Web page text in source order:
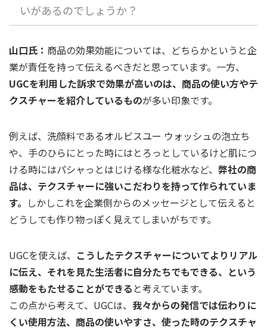
いがあるのでしょうか？
山口氏： 商品の効果効能については、どちらかというと企
業が責任を持って伝えるべきだと思っています。一方、
UGCを利用した訴求で効果が高いのは、商品の使い方やテ
クスチャーを紹介しているものが多い印象です。
例えば、洗顔料であるオルビスユー ウォッシュの泡立ち
や、手のひらにとった時にはとろっとしているけど肌につ
ける時にはパシャっとはじける様な化粧水など、 弊社の商
品は、テクスチャーに強いこだわりを持って作られていま
す。 しかしこれを企業側からのメッセージとして伝えると
どうしても作り物っぽく見えてしまいがちです。
UGCを使えば、 こうしたテクスチャーについてよりリアル
に伝え、それを見た生活者に自分たちでもできる、という
感動をもたせることができる と考えています。
この点から考えて、UGCは、 我々からの発信では伝わりに
くい使用方法、商品の使いやすさ、使った時のテクスチャ